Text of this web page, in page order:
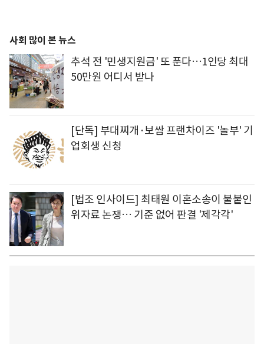
사회 많이 본 뉴스
추석 전 '민생지원금' 또 푼다…1인당 최대
50만원 어디서 받나
[단독] 부대찌개·보쌈 프랜차이즈 '놀부' 기
업회생 신청
[법조 인사이드] 최태원 이혼소송이 불붙인
위자료 논쟁… 기준 없어 판결 '제각각'